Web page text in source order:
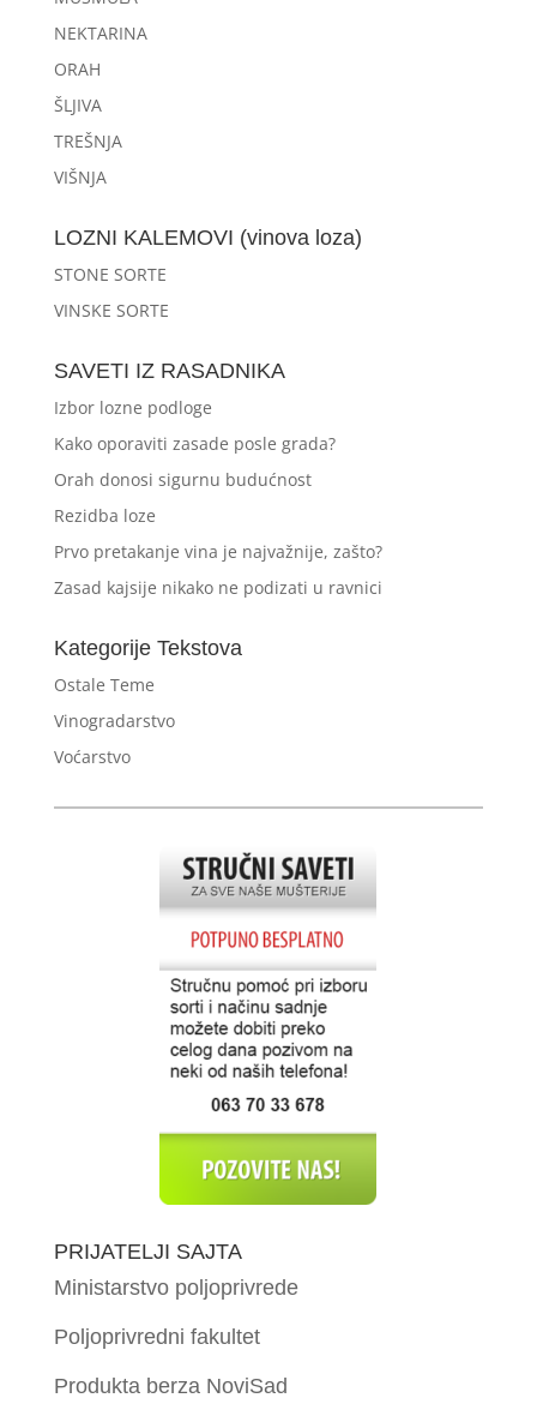
NEKTARINA
ORAH
ŠLJIVA
TREŠNJA
VIŠNJA
LOZNI KALEMOVI (vinova loza)
STONE SORTE
VINSKE SORTE
SAVETI IZ RASADNIKA
Izbor lozne podloge
Kako oporaviti zasade posle grada?
Orah donosi sigurnu budućnost
Rezidba loze
Prvo pretakanje vina je najvažnije, zašto?
Zasad kajsije nikako ne podizati u ravnici
Kategorije Tekstova
Ostale Teme
Vinogradarstvo
Voćarstvo
PRIJATELJI SAJTA
Ministarstvo poljoprivrede
Poljoprivredni fakultet
Produkta berza NoviSad